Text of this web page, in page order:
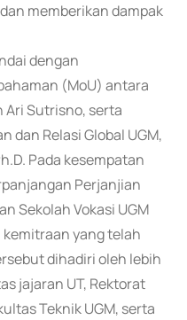
memberikan dampak
dengan
(MoU) antara
Ari Sutrisno, serta
dan Relasi Global UGM,
Pada kesempatan
Perjanjian
Sekolah Vokasi UGM
yang telah
dihadiri oleh lebih
jajaran UT, Rektorat
Teknik UGM, serta